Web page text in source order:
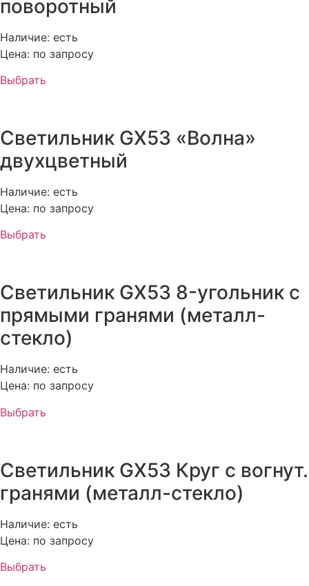
поворотный
Наличие: есть
Цена: по запросу
Выбрать
Светильник GX53 «Волна»
двухцветный
Наличие: есть
Цена: по запросу
Выбрать
Светильник GX53 8-угольник с
прямыми гранями (металл-
стекло)
Наличие: есть
Цена: по запросу
Выбрать
Светильник GX53 Круг с вогнут.
гранями (металл-стекло)
Наличие: есть
Цена: по запросу
Выбрать